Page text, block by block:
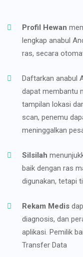
Profil Hewan
lengkap anabul
ras, secara
Daftarkan anabul
dapat membantu
tampilan lokasi
scan, penemu
meninggalkan
Silsilah
baik dengan ras
digunakan, tetapi
Rekam Medis
diagnosis, dan
aplikasi. Pemilik
Transfer Data